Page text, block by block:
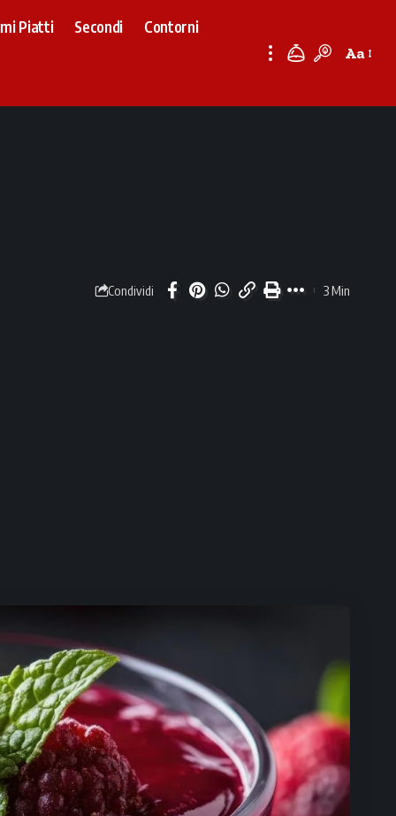
Piatti Secondi Contorni
Font
Aa
Condividi 3 Min